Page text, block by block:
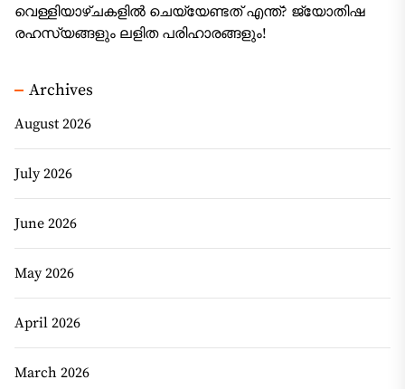
വെള്ളിയാഴ്ചകളിൽ ചെയ്യേണ്ടത് എന്ത്? ജ്യോതിഷ
രഹസ്യങ്ങളും ലളിത പരിഹാരങ്ങളും!
Archives
August 2026
July 2026
June 2026
May 2026
April 2026
March 2026